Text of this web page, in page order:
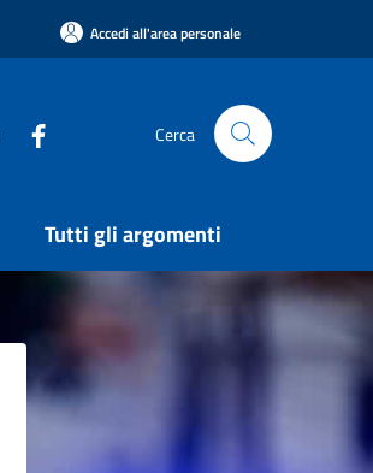
Accedi all'area personale
Cerca
Tutti gli argomenti